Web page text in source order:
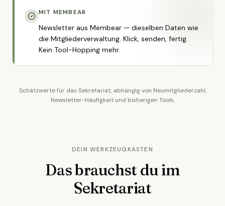
MIT MEMBEAR
Newsletter aus Membear — dieselben Daten wie
die Mitgliederverwaltung. Klick, senden, fertig.
Kein Tool-Hopping mehr.
Schätzwerte für das Sekretariat; abhängig von Neumitgliederzahl,
Newsletter-Häufigkeit und bisherigen Tools.
DEIN WERKZEUGKASTEN
Das brauchst du im
Sekretariat